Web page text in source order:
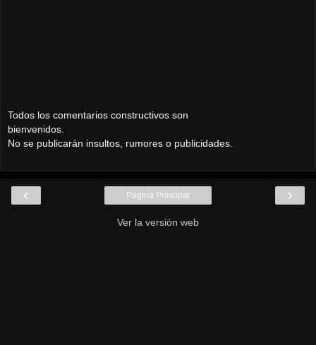
Todos los comentarios constructivos son
bienvenidos.
No se publicarán insultos, rumores o publicidades.
‹ ›
Página Principal
Ver la versión web